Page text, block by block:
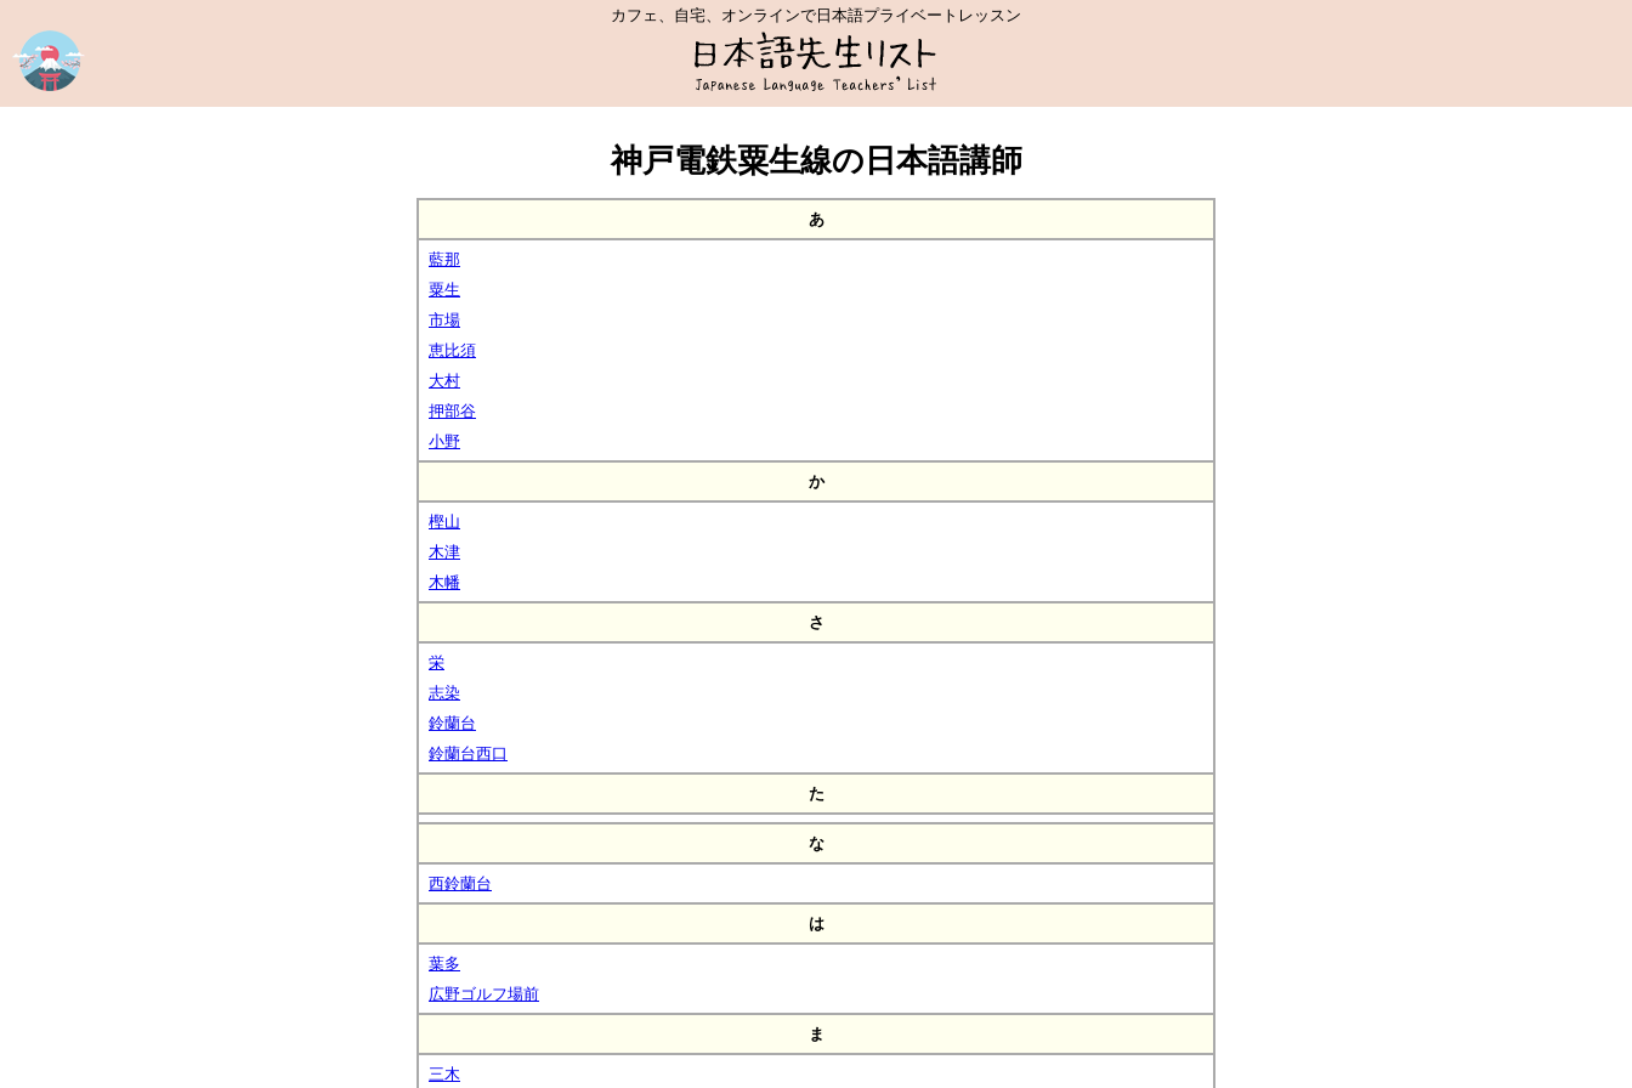
カフェ、自宅、オンラインで日本語プライベートレッスン
神戸電鉄粟生線の日本語講師
あ
藍那
粟生
市場
恵比須
大村
押部谷
小野
か
樫山
木津
木幡
さ
栄
志染
鈴蘭台
鈴蘭台西口
た
な
西鈴蘭台
は
葉多
広野ゴルフ場前
ま
三木